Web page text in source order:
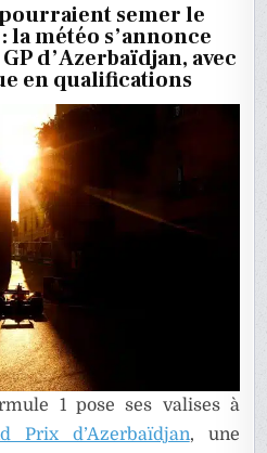
semer le
la météo s’annonce
d’Azerbaïdjan, avec
en qualifications
1 pose ses valises à
Prix d’Azerbaïdjan, une